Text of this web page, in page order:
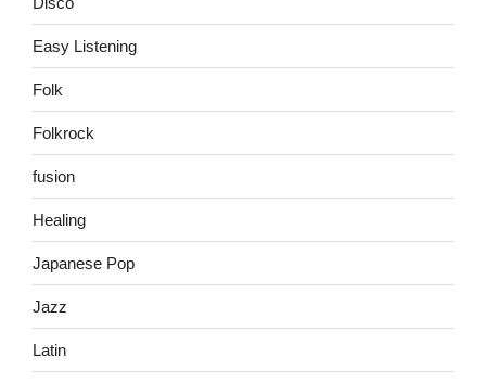
Easy Listening
Folk
Folkrock
fusion
Healing
Japanese Pop
Jazz
Latin